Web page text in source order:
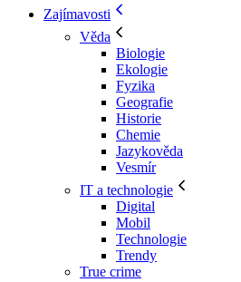
Zajímavosti
Věda
Biologie
Ekologie
Fyzika
Geografie
Historie
Chemie
Jazykověda
Vesmír
IT a technologie
Digital
Mobil
Technologie
Trendy
True crime